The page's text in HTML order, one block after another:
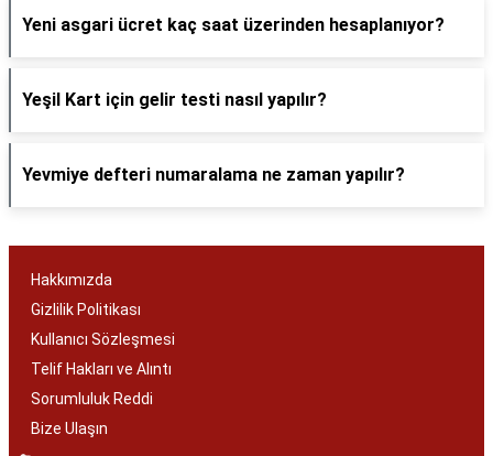
Yeni asgari ücret kaç saat üzerinden hesaplanıyor?
Yeşil Kart için gelir testi nasıl yapılır?
Yevmiye defteri numaralama ne zaman yapılır?
Hakkımızda
Gizlilik Politikası
Kullanıcı Sözleşmesi
Telif Hakları ve Alıntı
Sorumluluk Reddi
Bize Ulaşın